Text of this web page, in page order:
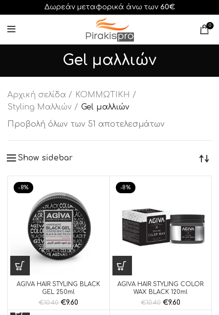
Δωρεάν μεταφορικά άνω των 60€
0
Gel μαλλιών
Αρχική σελίδα
ΚΟΜΜΩΤΙΚΗ
Styling Μαλλιών
Gel μαλλιών
Προβολή όλων των 51 αποτελεσμάτων
Show sidebar
-8%
AGIVA HAIR STYLING BLACK
GEL 250ml
€10.40 €9.60
-8%
AGIVA HAIR STYLING COLOR
WAX BLACK 120ml
€10.40 €9.60